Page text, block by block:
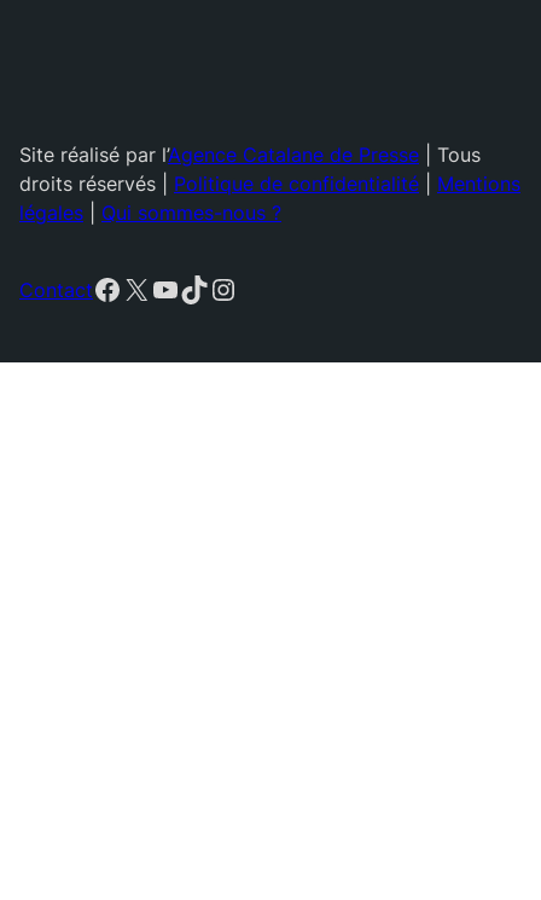
Site réalisé par l’Agence Catalane de Presse | Tous
droits réservés | Politique de confidentialité
Mentions
légales
Qui sommes-nous ?
ContactFacebook
X YouTube
TikTok
Instagram